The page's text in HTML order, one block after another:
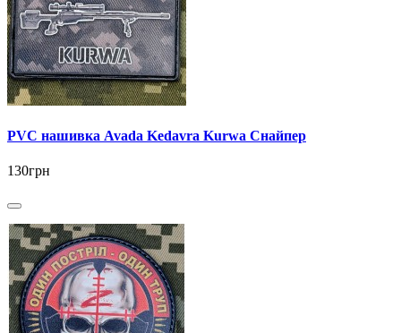
PVC нашивка Avada Kedavra Kurwa Снайпер
130грн